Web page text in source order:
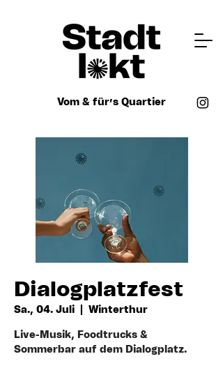
Vom & für’s Quartier
Dialogplatzfest
Sa., 04. Juli Winterthur
Live-Musik, Foodtrucks &
Sommerbar auf dem Dialogplatz.